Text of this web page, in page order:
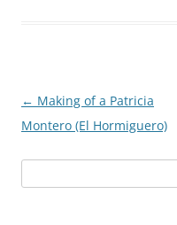
Navegación
de
← Making of a Patricia
Montero (El Hormiguero)